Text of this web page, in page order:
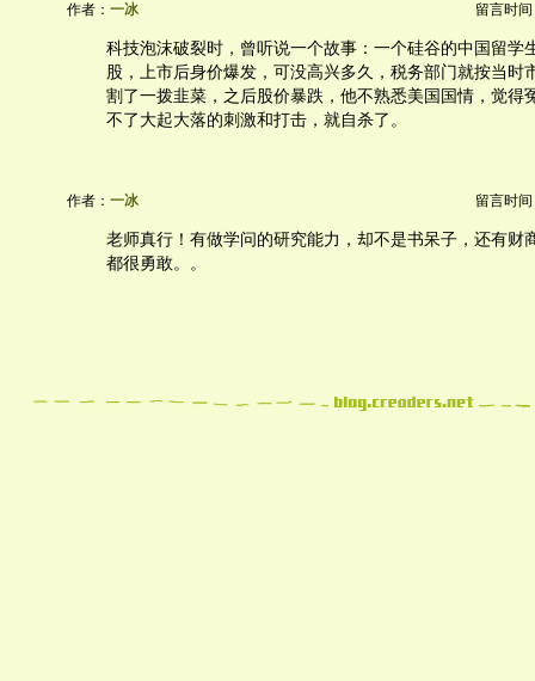
作者： 一冰 留言时间
科技泡沫破裂时，曾听说一个故事：一个硅谷的中国留学
股，上市后身价爆发，可没高兴多久，税务部门就按当时
割了一拨韭菜，之后股价暴跌，他不熟悉美国国情，觉得
不了大起大落的刺激和打击，就自杀了。
作者： 一冰 留言时间
老师真行！有做学问的研究能力，却不是书呆子，还有财
都很勇敢。。